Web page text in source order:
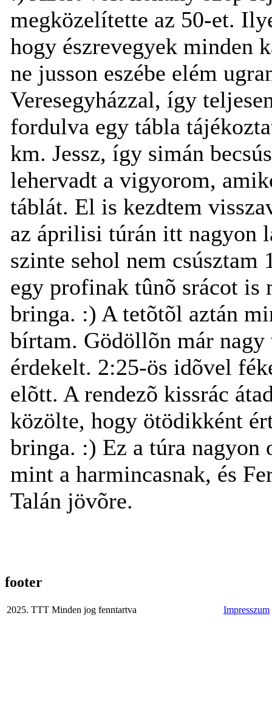
megközelítette az 50-et.
hogy észrevegyek minden
ne jusson eszébe elém
Veresegyházzal, így
fordulva egy tábla
km. Jessz, így simán
lehervadt a vigyorom,
táblát. El is kezdtem
az áprilisi túrán itt nagyon
szinte sehol nem
egy profinak tûnõ srácot is
bringa. :) A tetõtõl aztán
bírtam. Gödöllõn már
érdekelt. 2:25-ös idõvel
elõtt. A rendezõ kissrác
közölte, hogy ötödikként
bringa. :) Ez a túra
mint a harmincasnak, és
Talán jövõre.
footer
2025. TTT Minden jog fenntartva Impresszum